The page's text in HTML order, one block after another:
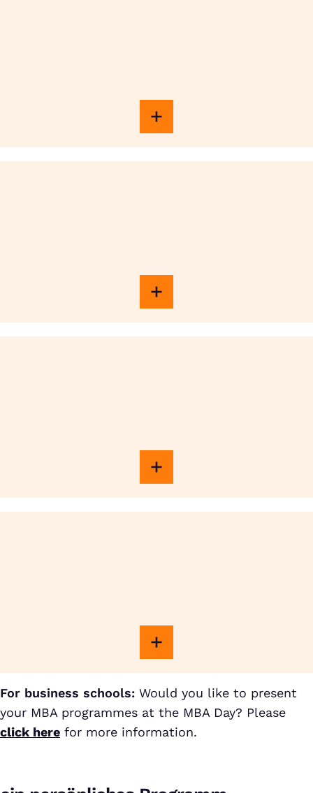
For business schools: Would you like to present
your MBA programmes at the MBA Day? Please
click here for more information.